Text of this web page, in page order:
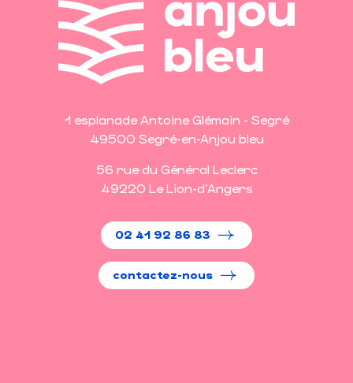
1 esplanade Antoine Glémain - Segré
49500 Segré-en-Anjou bleu
56 rue du Général Leclerc
49220 Le Lion-d'Angers
02 41 92 86 83
contactez-nous